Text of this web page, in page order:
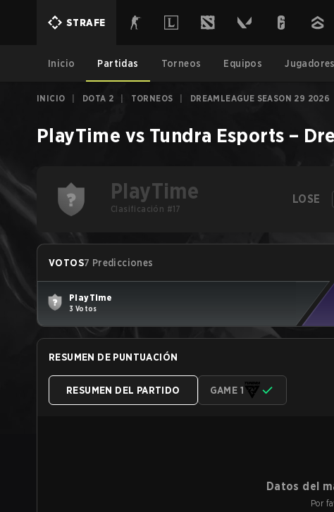
STRAFE
Inicio Partidas Torneos Equipos Jugadores
INICIO DOTA 2 TORNEOS DREAMLEAGUE SEASON 29 2026
PlayTime vs Tundra Esports –
PlayTime
Clasificación #17
LOSE
VOTOS7 Predicciones
PlayTime
3 Votos
RESUMEN DE PUNTUACIÓN
RESUMEN DEL PARTIDO GAME 1
Datos del
Por